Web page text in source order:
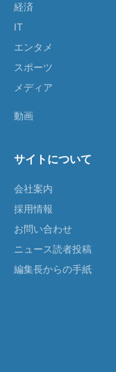
経済
IT
エンタメ
スポーツ
メディア
動画
サイトについて
会社案内
採用情報
お問い合わせ
ニュース読者投稿
編集長からの手紙